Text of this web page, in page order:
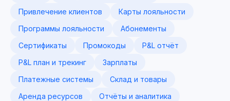
Привлечение клиентов
Карты лояльности
Программы лояльности
Абонементы
Сертификаты
Промокоды
P&L отчёт
P&L план и трекинг
Зарплаты
Платежные системы
Склад и товары
Аренда ресурсов
Отчёты и аналитика